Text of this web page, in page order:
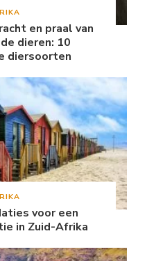
en praal van
dieren: 10
diersoorten
voor een
in Zuid-Afrika